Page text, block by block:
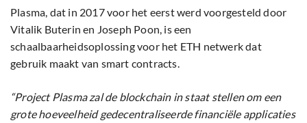
Plasma, dat in 2017 voor het eerst werd voorgesteld door
Vitalik Buterin en Joseph Poon, is een
schaalbaarheidsoplossing voor het ETH netwerk dat
gebruik maakt van smart contracts.
“Project Plasma zal de blockchain in staat stellen om een ​​
grote hoeveelheid gedecentraliseerde financiële applicaties